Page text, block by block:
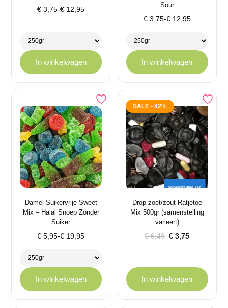
€ 3,75-€ 12,95
Prijsklasse:
€ 12,95
In winkelwagen
Sour
€3,75-€12,95
Prijsklasse:
tot
€ 12,95
In winkelwagen
Damel Suikervrije Sweet
Mix – Halal Snoep Zonder
Suiker
€ 5,95-€ 19,95
Prijsklasse:
tot
€ 19,95
In winkelwagen
SALE - 42%
Drop zoet/zout Ratjetoe
Mix 500gr (samenstelling
varieert)
€6,49
Oorspronkelijke
€ 6,49.
€ 3,75
Huidige
€ 3,75.
In winkelwagen